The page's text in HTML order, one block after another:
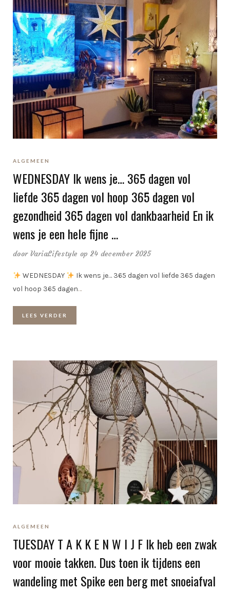
ALGEMEEN
WEDNESDAY Ik wens je… 365 dagen vol
liefde 365 dagen vol hoop 365 dagen vol
gezondheid 365 dagen vol dankbaarheid En ik
wens je een hele fijne …
door VariaLifestyle op 24 december 2025
WEDNESDAY
Ik wens je… 365 dagen vol liefde 365 dagen
vol hoop 365 dagen…
LEES VERDER
ALGEMEEN
TUESDAY T A K K E N W I J F Ik heb een zwak
voor mooie takken. Dus toen ik tijdens een
wandeling met Spike een berg met snoeiafval